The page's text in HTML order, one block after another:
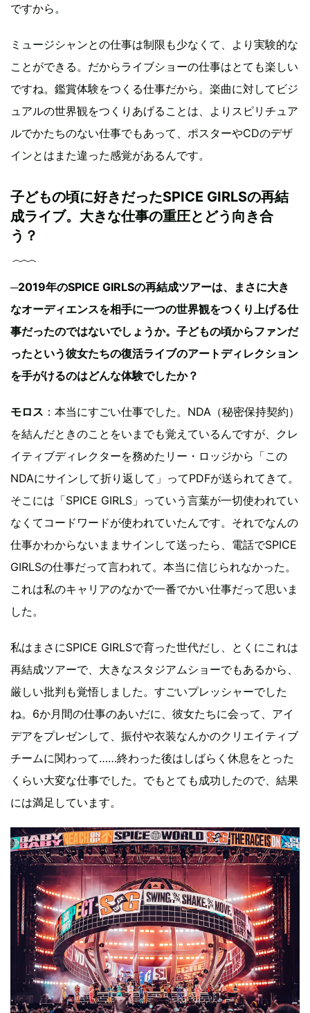
ですから。
ミュージシャンとの仕事は制限も少なくて、より実験的な
ことができる。だからライブショーの仕事はとても楽しい
ですね。鑑賞体験をつくる仕事だから。楽曲に対してビジ
ュアルの世界観をつくりあげることは、よりスピリチュア
ルでかたちのない仕事でもあって、ポスターやCDのデザ
インとはまた違った感覚があるんです。
子どもの頃に好きだったSPICE GIRLSの再結
成ライブ。大きな仕事の重圧とどう向き合
う？
─2019年のSPICE GIRLSの再結成ツアーは、まさに大き
なオーディエンスを相手に一つの世界観をつくり上げる仕
事だったのではないでしょうか。子どもの頃からファンだ
ったという彼女たちの復活ライブのアートディレクション
を手がけるのはどんな体験でしたか？
モロス ：本当にすごい仕事でした。NDA（秘密保持契約）
を結んだときのことをいまでも覚えているんですが、クレ
イティブディレクターを務めたリー・ロッジから「この
NDAにサインして折り返して」ってPDFが送られてきて。
そこには「SPICE GIRLS」っていう言葉が一切使われてい
なくてコードワードが使われていたんです。それでなんの
仕事かわからないままサインして送ったら、電話でSPICE
GIRLSの仕事だって言われて。本当に信じられなかった。
これは私のキャリアのなかで一番でかい仕事だって思いま
した。
私はまさにSPICE GIRLSで育った世代だし、とくにこれは
再結成ツアーで、大きなスタジアムショーでもあるから、
厳しい批判も覚悟しました。すごいプレッシャーでした
ね。6か月間の仕事のあいだに、彼女たちに会って、アイ
デアをプレゼンして、振付や衣装なんかのクリエイティブ
チームに関わって……終わった後はしばらく休息をとった
くらい大変な仕事でした。でもとても成功したので、結果
には満足しています。